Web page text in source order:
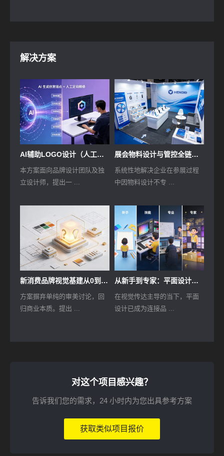
解决方案
AI辅助LOGO设计（人工精修）方案
本方案面向品牌设计团队及独
立设计师，提出一 ...
展会物料设计与管控全链路解决方案
系统性地解决企业在参展过程
中因物料设计不专 ...
新消费品牌视觉基建从0到1：新品牌视觉识别系统（VIS）设计方案
方案摒弃单纯的审美讨论，回
归商业本质。提出 ...
从新手到专家：平面设计能力进阶全流程解决方案
在视觉传达主导的当下，平面
设计已成为连接品 ...
对这个项目感兴趣？
告诉我们您的需求，24 小时内为您出具参考方案
获取类似项目报价